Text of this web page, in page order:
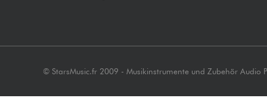
© StarsMusic.fr 2009 - Musikinstrumente und Zubehör Audio